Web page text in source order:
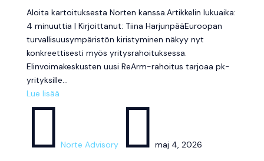
Aloita kartoituksesta Norten kanssa.Artikkelin lukuaika:
4 minuuttia | Kirjoittanut: Tiina HarjunpääEuroopan
turvallisuusympäristön kiristyminen näkyy nyt
konkreettisesti myös yritysrahoituksessa.
Elinvoimakeskusten uusi ReArm-rahoitus tarjoaa pk-
yrityksille...
Lue lisää
 Norte Advisory  maj 4, 2026